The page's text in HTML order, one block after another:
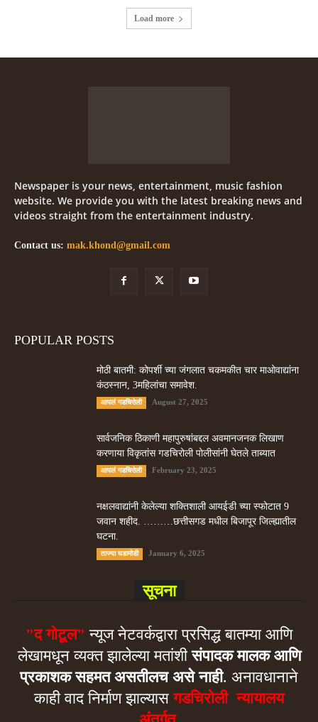
Load more
Newspaper is your news, entertainment, music fashion
website. We provide you with the latest breaking news and
videos straight from the entertainment industry.
Contact us: mak.khond@gmail.com
POPULAR POSTS
मोठी बातमी: कोपर्शी च्या जंगलात चकमकीत चार माओवाद्यांना
कंठस्नान, 3महिलांचा समावेश.
आपलं गडचिरोली August 27, 2025
सार्वजनिक ठिकाणी महापुरुषांबद्दल अवमानजनक लिखाण
करणा­या विकृतांस गडचिरोली पोलीसांनी घेतले ताब्यात
आपलं गडचिरोली February 23, 2025
नक्षलवाद्यांनी केलेल्या शक्तिशाली आयईडी च्या स्फोटात 9
जवान शहीद. ………छत्तीसगड मधील बिजापूर जिल्ह्यातील
घटना.
ताज्या घडामोडी January 6, 2025
सूचना
"द गोटूल" न्यूज नेटवर्कद्वारा प्रसिद्ध बातम्या आणि
लेखामधून व्यक्त झालेल्या मतांशीसंपादक मालक आणि
प्रकाशक सहमत असतीलच असे नाही. अनावधानाने
काही वाद निर्माण झाल्यास गडचिरोली न्यायालय